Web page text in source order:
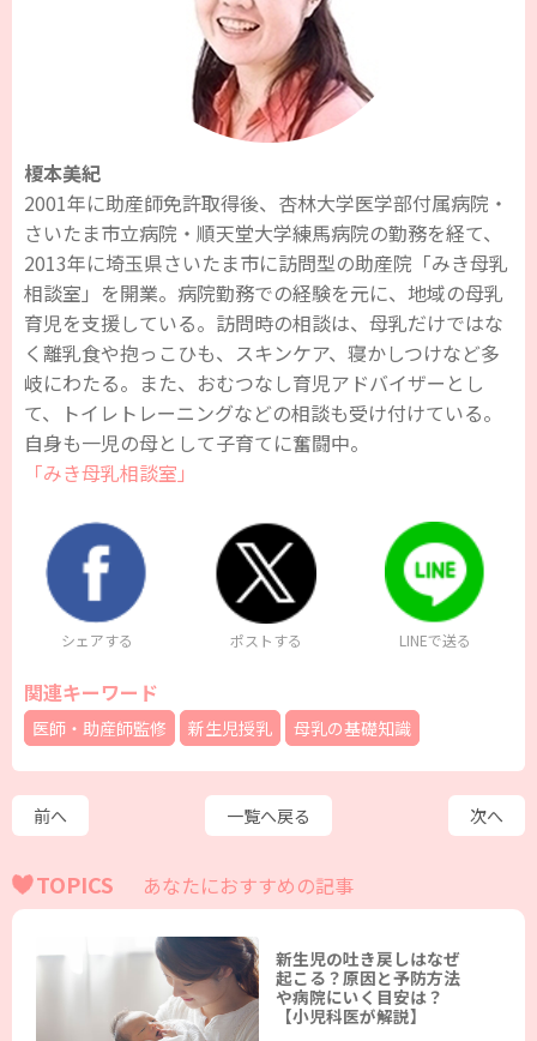
榎本美紀
2001年に助産師免許取得後、杏林大学医学部付属病院・
さいたま市立病院・順天堂大学練馬病院の勤務を経て、
2013年に埼玉県さいたま市に訪問型の助産院「みき母乳
相談室」を開業。病院勤務での経験を元に、地域の母乳
育児を支援している。訪問時の相談は、母乳だけではな
く離乳食や抱っこひも、スキンケア、寝かしつけなど多
岐にわたる。また、おむつなし育児アドバイザーとし
て、トイレトレーニングなどの相談も受け付けている。
自身も一児の母として子育てに奮闘中。
「みき母乳相談室」
シェアする ポストする LINEで送る
関連キーワード
医師・助産師監修 新生児授乳 母乳の基礎知識
前へ 一覧へ戻る 次へ
TOPICS あなたにおすすめの記事
新生児の吐き戻しはなぜ
起こる？原因と予防方法
や病院にいく目安は？
【小児科医が解説】